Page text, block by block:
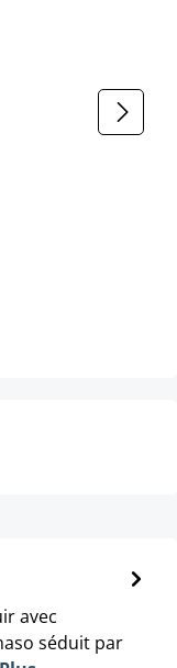
pour le moment.)
avec
séduit par